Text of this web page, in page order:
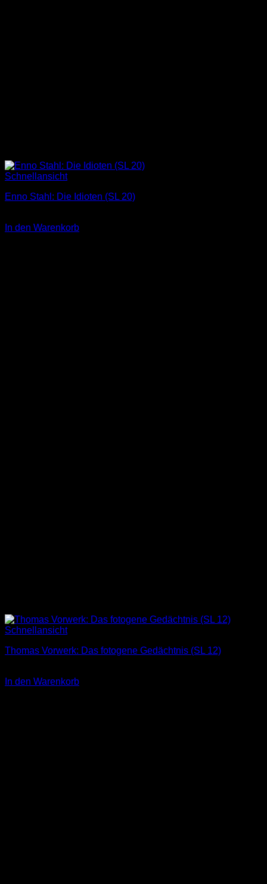
Schnellansicht
Enno Stahl: Die Idioten (SL 20)
In den Warenkorb
Schnellansicht
Thomas Vorwerk: Das fotogene Gedächtnis (SL 12)
In den Warenkorb